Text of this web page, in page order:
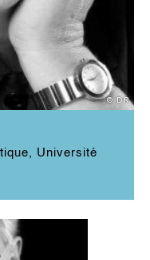
© DR
Université
voyageur,